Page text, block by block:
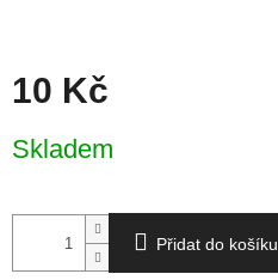
10 Kč
cena:
Skladem
Přidat do košíku